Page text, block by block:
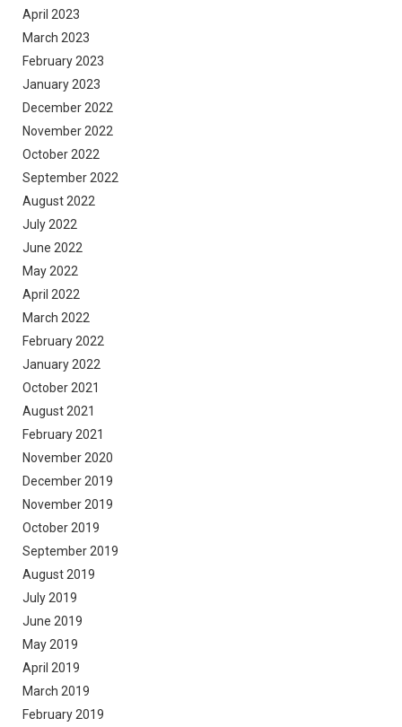
April 2023
March 2023
February 2023
January 2023
December 2022
November 2022
October 2022
September 2022
August 2022
July 2022
June 2022
May 2022
April 2022
March 2022
February 2022
January 2022
October 2021
August 2021
February 2021
November 2020
December 2019
November 2019
October 2019
September 2019
August 2019
July 2019
June 2019
May 2019
April 2019
March 2019
February 2019